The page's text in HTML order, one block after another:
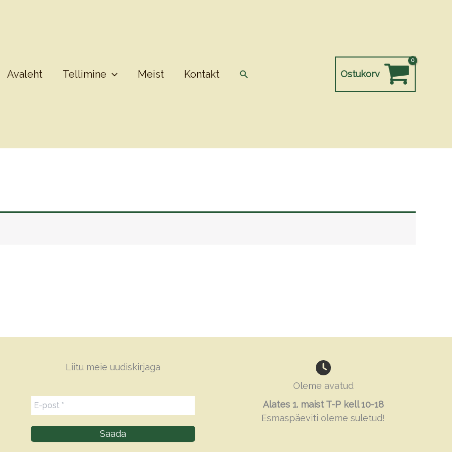
Avaleht Tellimine Meist Kontakt Search Ostukorv
Liitu meie uudiskirjaga
Oleme avatud
Alates 1. maist T-P kell 10-18
Esmaspäeviti oleme suletud!